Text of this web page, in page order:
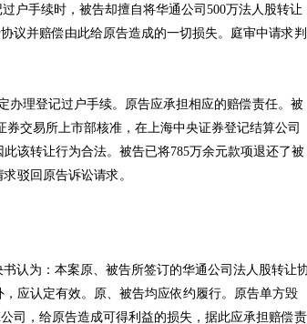
手续时，被告却擅自将华通公司500万法人股转让
议并赔偿由此给原告造成的一切损失。庭审中请求判
理登记过户手续。原告应承担相应的赔偿责任。被
交易所上市部核准，在上海中央证券登记结算公司
该转让行为合法。被告已将785万余元款项退还了被
驳回原告诉讼请求。
认为：本案原、被告所签订的华通公司法人股转让
应认定有效。原、被告均应依约履行。原告单方毁
司，给原告造成可得利益的损失，据此应承担赔偿责